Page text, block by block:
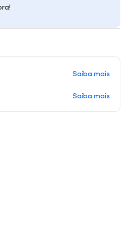
Saiba mais
Saiba mais